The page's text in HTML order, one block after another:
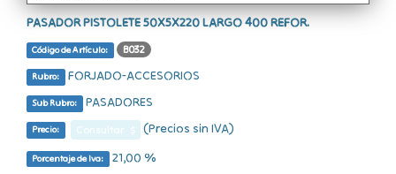
PASADOR PISTOLETE 50X5X220 LARGO 400 REFOR.
Código de Artículo: B032
Rubro: FORJADO-ACCESORIOS
Sub Rubro: PASADORES
Precio: Consultar $ (Precios sin IVA)
Porcentaje de Iva: 21,00 %